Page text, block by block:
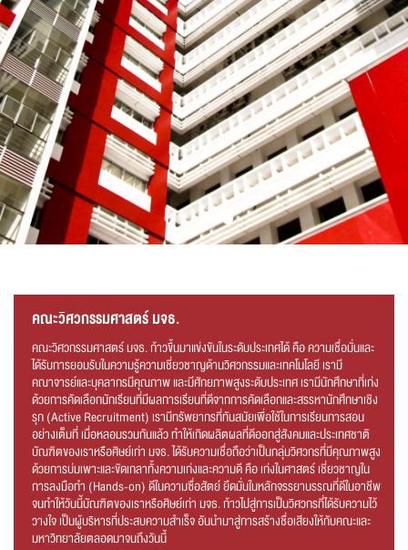
คณะวิศวกรรมศาสตร์ มจธ.
คณะวิศวกรรมศาสตร์ มจธ. ก้าวขึ้นมาแข่งขันในระดับประเทศได้ คือ ความเชื่อมั่นและ
ได้รับการยอมรับในความรู้ความเชี่ยวชาญด้านวิศวกรรมและเทคโนโลยี เรามี
คณาจารย์และบุคลากรมีคุณภาพ และมีศักยภาพสูงระดับประเทศ เรามีนักศึกษาที่เก่ง
ด้วยการคัดเลือกนักเรียนที่มีผลการเรียนที่ดีจากการคัดเลือกและสรรหานักศึกษาเชิง
รุก (Active Recruitment) เรามีทรัพยากรที่ทันสมัยเพื่อใช้ในการเรียนการสอน
อย่างเต็มที่ เมื่อหลอมรวมกันแล้ว ทำให้เกิดผลิตผลที่ดีออกสู่สังคมและประเทศชาติ
บัณฑิตของเราหรือศิษย์เก่า มจธ. ได้รับความเชื่อถือว่าเป็นกลุ่มวิศวกรที่มีคุณภาพสูง
ด้วยการบ่มเพาะและขัดเกลาทั้งความเก่งและความดี คือ เก่งในศาสตร์ เชี่ยวชาญใน
การลงมือทำ (Hands-on) ดีในความซื่อสัตย์ ยึดมั่นในหลักจรรยาบรรณที่ดีในอาชีพ
จนทำให้วันนี้บัณฑิตของเราหรือศิษย์เก่า มจธ. ก้าวไปสู่การเป็นวิศวกรที่ได้รับความไว้
วางใจ เป็นผู้บริหารที่ประสบความสำเร็จ อันนำมาสู่การสร้างชื่อเสียงให้กับคณะและ
มหาวิทยาลัยตลอดมาจนถึงวันนี้